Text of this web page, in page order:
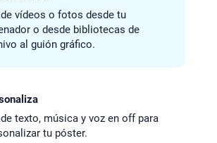
vídeos o fotos desde tu
o desde bibliotecas de
al guión gráfico.
texto, música y voz en off para
tu póster.